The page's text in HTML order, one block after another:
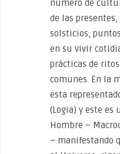
número de
de las
solsticios,
en su vivir
prácticas de
comunes. En la
esta
(Logia) y este es
Hombre –
– manifestando